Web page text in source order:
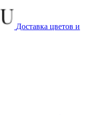
Доставка цветов и